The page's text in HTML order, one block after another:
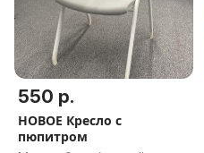
550 р.
НОВОЕ Кресло с
пюпитром